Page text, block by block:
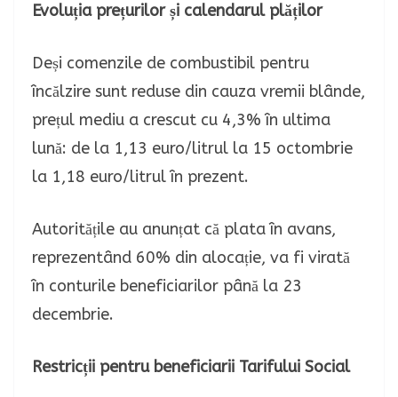
Evoluția prețurilor și calendarul plăților
Deși comenzile de combustibil pentru
încălzire sunt reduse din cauza vremii blânde,
prețul mediu a crescut cu 4,3% în ultima
lună: de la 1,13 euro/litrul la 15 octombrie
la 1,18 euro/litrul în prezent.
Autoritățile au anunțat că plata în avans,
reprezentând 60% din alocație, va fi virată
în conturile beneficiarilor până la 23
decembrie.
Restricții pentru beneficiarii Tarifului Social